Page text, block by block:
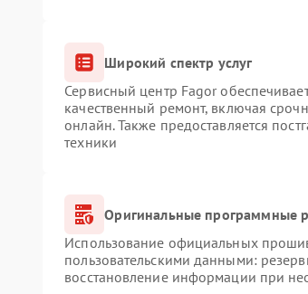
Широкий спектр услуг
Сервисный центр Fagor
качественный ремонт, включая
онлайн. Также предоставляется
техники
Оригинальные программные
Использование официальных
пользовательскими данными:
восстановление информации при